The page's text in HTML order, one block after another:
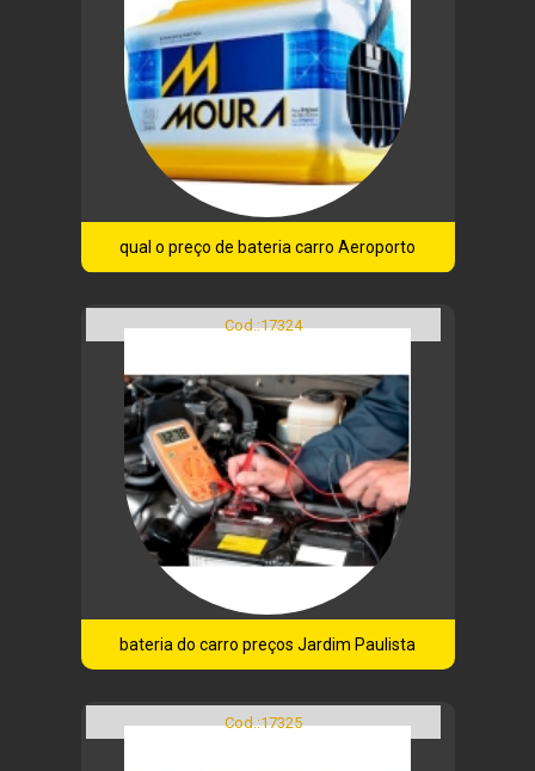
qual o preço de bateria carro Aeroporto
Cod.:17324
bateria do carro preços Jardim Paulista
Cod.:17325